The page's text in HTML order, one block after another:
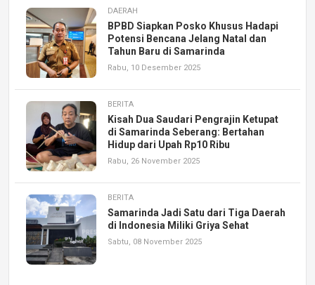
DAERAH
BPBD Siapkan Posko Khusus Hadapi
Potensi Bencana Jelang Natal dan
Tahun Baru di Samarinda
Rabu, 10 Desember 2025
BERITA
Kisah Dua Saudari Pengrajin Ketupat
di Samarinda Seberang: Bertahan
Hidup dari Upah Rp10 Ribu
Rabu, 26 November 2025
BERITA
Samarinda Jadi Satu dari Tiga Daerah
di Indonesia Miliki Griya Sehat
Sabtu, 08 November 2025